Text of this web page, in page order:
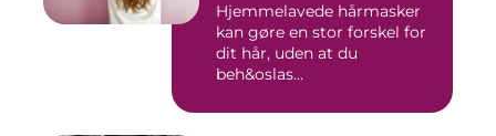
Hjemmelavede hårmasker
kan gøre en stor forskel for
dit hår, uden at du
beh&oslas...